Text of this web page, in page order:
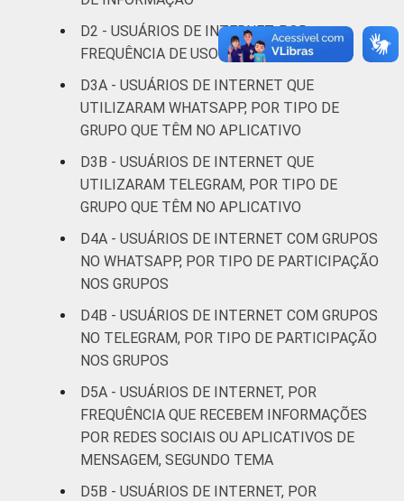
Rural 25 32
INSTRUÇÃO
Anos iniciais
do Ensino
Fundamental
26
Anos finais
do Ensino
Fundamental
36
Ensino Médio 30 33
Superior
COR OU RAÇA
Preta 33
Parda 35
Amarela 13
D2 - USUÁRIOS DE INTERNET, POR
FREQUÊNCIA DE USO DE REDES SOCIAIS
D3A - USUÁRIOS DE INTERNET QUE
UTILIZARAM WHATSAPP, POR TIPO DE
GRUPO QUE TÊM NO APLICATIVO
D3B - USUÁRIOS DE INTERNET QUE
UTILIZARAM TELEGRAM, POR TIPO DE
GRUPO QUE TÊM NO APLICATIVO
D4A - USUÁRIOS DE INTERNET COM GRUPOS
NO WHATSAPP, POR TIPO DE PARTICIPAÇÃO
NOS GRUPOS
D4B - USUÁRIOS DE INTERNET COM GRUPOS
NO TELEGRAM, POR TIPO DE PARTICIPAÇÃO
NOS GRUPOS
D5A - USUÁRIOS DE INTERNET, POR
FREQUÊNCIA QUE RECEBEM INFORMAÇÕES
POR REDES SOCIAIS OU APLICATIVOS DE
MENSAGEM, SEGUNDO TEMA
D5B - USUÁRIOS DE INTERNET, POR